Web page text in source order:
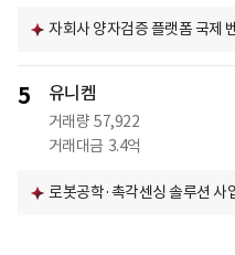
자회사 양자검증 플랫폼 국제
5 유니켐
거래량 57,922
거래대금 3.4억
로봇공학·촉각센싱 솔루션 사